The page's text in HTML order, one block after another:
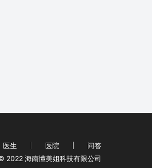
医生 医院
问答
2022 海南懂美姐科技有限公司